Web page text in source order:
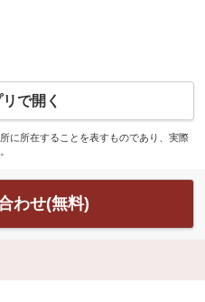
で開く
に所在することを表すものであり、実際
わせ(無料)